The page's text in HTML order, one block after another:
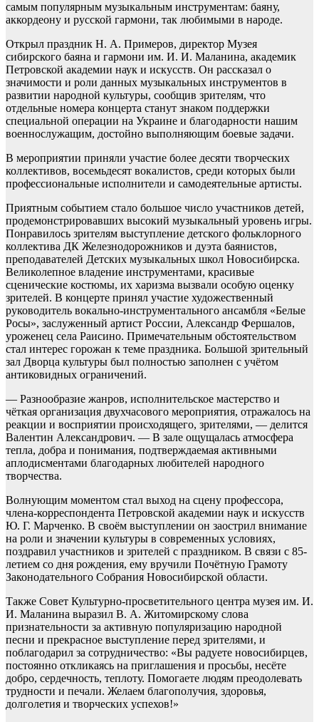
самым популярным музыкальным инструментам: баяну,
аккордеону и русской гармони, так любимыми в народе.
Открыл праздник Н. А. Примеров, директор Музея
сибирского баяна и гармони им. И. И. Маланина, академик
Петровской академии наук и искусств. Он рассказал о
значимости и роли данных музыкальных инструментов в
развитии народной культуры, сообщив зрителям, что
отдельные номера концерта станут знаком поддержки
специальной операции на Украине и благодарности нашим
военнослужащим, достойно выполняющим боевые задачи.
В мероприятии приняли участие более десяти творческих
коллективов, восемьдесят вокалистов, среди которых были
профессиональные исполнители и самодеятельные артисты.
Приятным событием стало большое число участников детей,
продемонстрировавших высокий музыкальный уровень игры.
Понравилось зрителям выступление детского фольклорного
коллектива ДК Железнодорожников и дуэта баянистов,
преподавателей Детских музыкальных школ Новосибирска.
Великолепное владение инструментами, красивые
сценические костюмы, их харизма вызвали особую оценку
зрителей. В концерте принял участие художественный
руководитель вокально-инструментального ансамбля «Белые
Росы», заслуженный артист России, Александр Фершалов,
уроженец села Раисино. Примечательным обстоятельством
стал интерес горожан к теме праздника. Большой зрительный
зал Дворца культуры был полностью заполнен с учётом
антиковидных ограничений.
— Разнообразие жанров, исполнительское мастерство и
чёткая организация двухчасового мероприятия, отражалось на
реакции и восприятии происходящего, зрителями, — делится
Валентин Александрович. — В зале ощущалась атмосфера
тепла, добра и понимания, подтверждаемая активными
аплодисментами благодарных любителей народного
творчества.
Волнующим моментом стал выход на сцену профессора,
члена-корреспондента Петровской академии наук и искусств
Ю. Г. Марченко. В своём выступлении он заострил внимание
на роли и значении культуры в современных условиях,
поздравил участников и зрителей с праздником. В связи с 85-
летием со дня рождения, ему вручили Почётную Грамоту
Законодательного Собрания Новосибирской области.
Также Совет Культурно-просветительного центра музея им. И.
И. Маланина выразил В. А. Житомирскому слова
признательности за активную популяризацию народной
песни и прекрасное выступление перед зрителями, и
поблагодарил за сотрудничество: «Вы радуете новосибирцев,
постоянно откликаясь на приглашения и просьбы, несёте
добро, сердечность, теплоту. Помогаете людям преодолевать
трудности и печали. Желаем благополучия, здоровья,
долголетия и творческих успехов!»